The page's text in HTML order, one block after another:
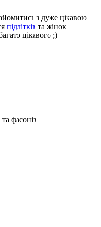
з дуже цікавою
підлітків та жінок.
цікавого ;)
фасонів